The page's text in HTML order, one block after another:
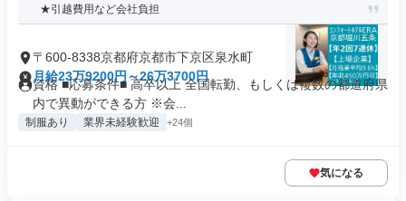
★引越費用など会社負担
〒600-8338京都府京都市下京区泉水町
月給23万9200円～26万3700円
資格 ■応募条件■ 高卒以上 全国転勤、もしくは複数の都道府県
内で異動ができる方 ※会...
制服あり 業界未経験歓迎 +24個
気になる